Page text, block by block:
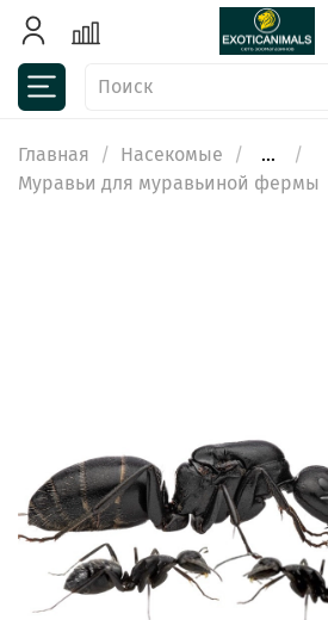
Главная Насекомые
...
Муравьи для муравьиной фермы